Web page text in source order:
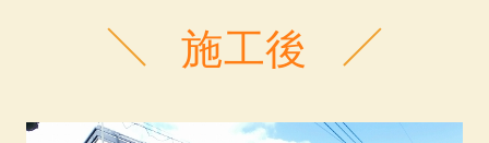
施工後